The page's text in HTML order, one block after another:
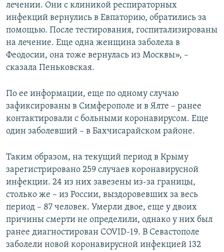
лечении. Они с клиникой респираторных
инфекций вернулись в Евпаторию, обратились за
помощью. После тестирования, госпитализированы
на лечение. Еще одна женщина заболела в
Феодосии, она тоже вернулась из Москвы», –
сказала Пеньковская.
По ее информации, еще по одному случаю
зафиксированы в Симферополе и в Ялте – ранее
контактировали с больными коронавирусом. Еще
один заболевший – в Бахчисарайском районе.
Таким образом, на текущий период в Крыму
зарегистрировано 259 случаев коронавирусной
инфекции. 24 из них завезены из-за границы,
столько же – из России, выздоровевших за весь
период – 87 человек. Умерли двое, еще у двоих
причины смерти не определили, однако у них был
ранее диагностирован COVID-19. В Севастополе
заболели новой коронавирусной инфекцией 132